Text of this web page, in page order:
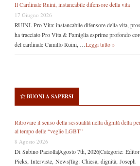
Il Cardinale Ruini, instancabile difensore della vita
17 Giugno 2026
RUINI. Pro Vita: instancabile difensore della vita,
ha tracciato Pro Vita & Famiglia esprime profondo
del cardinale Camillo Ruini, …Leggi tutto »
BUONI A SAPERSI
Ritrovare il senso della sessualità nella dignità della
al tempo delle “veglie LGBT”
8 Agosto 2026
Di Sabino Paciolla|Agosto 7th, 2026|Categorie:
Picks, Interviste, News|Tag: Chiesa, dignità, Joseph